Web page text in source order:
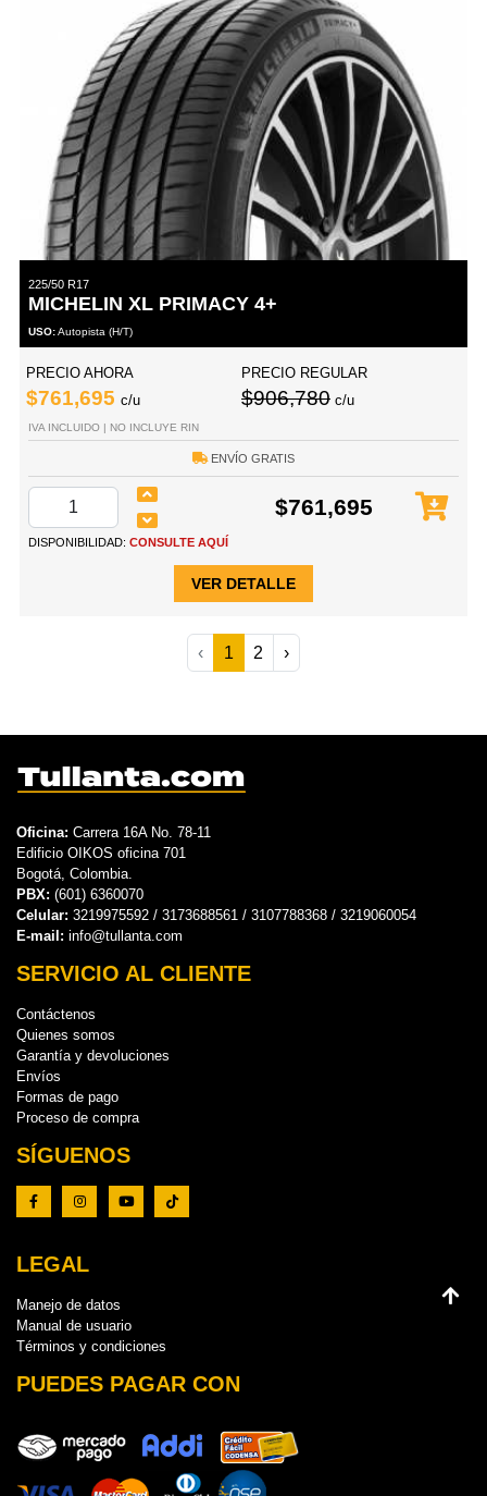
225/50 R17
MICHELIN XL PRIMACY 4+
USO:Autopista (H/T)
PRECIO AHORA
$761,695 c/u
PRECIO REGULAR
$906,780 c/u
IVA INCLUIDO | NO INCLUYE RIN
ENVÍO GRATIS
$761,695
DISPONIBILIDAD: CONSULTE AQUÍ
VER DETALLE
‹ 1 2 ›
Oficina: Carrera 16A No. 78-11
Edificio OIKOS oficina 701
Bogotá, Colombia.
PBX: (601) 6360070
Celular: 3219975592 / 3173688561 / 3107788368 / 3219060054
E-mail: info@tullanta.com
SERVICIO AL CLIENTE
Contáctenos
Quienes somos
Garantía y devoluciones
Envíos
Formas de pago
Proceso de compra
SÍGUENOS
LEGAL
Manejo de datos
Manual de usuario
Términos y condiciones
PUEDES PAGAR CON